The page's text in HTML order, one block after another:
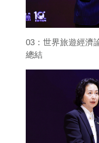
03：世界旅遊經濟
總結